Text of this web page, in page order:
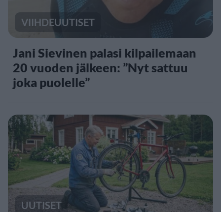
VIIHDEUUTISET
Jani Sievinen palasi kilpailemaan
20 vuoden jälkeen: ”Nyt sattuu
joka puolelle”
UUTISET